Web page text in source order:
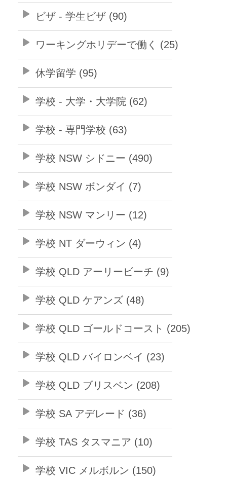
ビザ - 学生ビザ (90)
ワーキングホリデーで働く (25)
休学留学 (95)
学校 - 大学・大学院 (62)
学校 - 専門学校 (63)
学校 NSW シドニー (490)
学校 NSW ボンダイ (7)
学校 NSW マンリー (12)
学校 NT ダーウィン (4)
学校 QLD アーリービーチ (9)
学校 QLD ケアンズ (48)
学校 QLD ゴールドコースト (205)
学校 QLD バイロンベイ (23)
学校 QLD ブリスベン (208)
学校 SA アデレード (36)
学校 TAS タスマニア (10)
学校 VIC メルボルン (150)